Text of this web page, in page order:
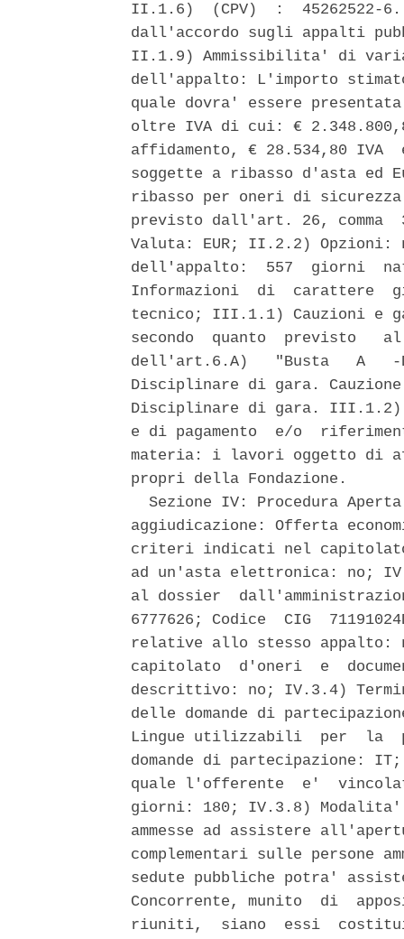
II.1.6)  (CPV)  :
dall'accordo sugli appalti
II.1.9) Ammissibilita' di
dell'appalto: L'importo
quale dovra' essere
oltre IVA di cui: €
affidamento, € 28.534,80 IVA
soggette a ribasso d'asta ed
ribasso per oneri di
previsto dall'art. 26,
Valuta: EUR; II.2.2)
dell'appalto:  557  giorni
Informazioni  di  carattere
tecnico; III.1.1) Cauzioni e
secondo  quanto  previsto
dell'art.6.A)   "Busta   A   -
Disciplinare di gara.
Disciplinare di gara. III.1.2)
e di pagamento  e/o
materia: i lavori oggetto di
propri della Fondazione.
Sezione IV: Procedura
aggiudicazione: Offerta
criteri indicati nel
ad un'asta elettronica: no;
al dossier
6777626; Codice  CIG
relative allo stesso appalto:
capitolato  d'oneri  e
descrittivo: no; IV.3.4)
delle domande di
Lingue utilizzabili  per  la
domande di partecipazione:
quale l'offerente  e'
giorni: 180; IV.3.8)
ammesse ad assistere
complementari sulle persone
sedute pubbliche potra'
Concorrente, munito  di
riuniti,  siano  essi